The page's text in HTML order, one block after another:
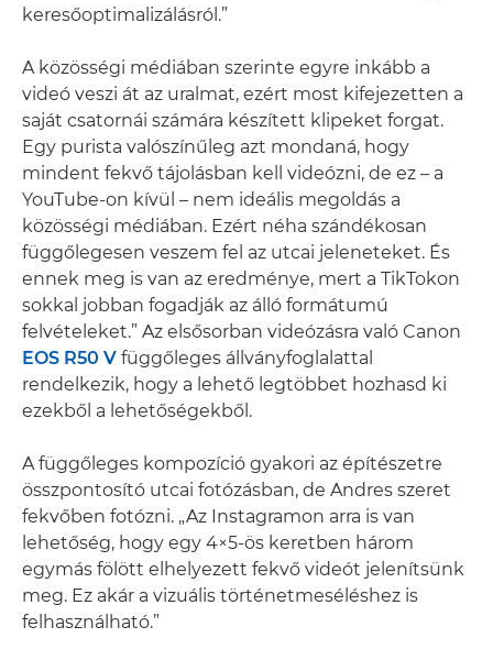
keresőoptimalizálásról.”
A közösségi médiában szerinte egyre inkább a
videó veszi át az uralmat, ezért most kifejezetten a
saját csatornái számára készített klipeket forgat.
Egy purista valószínűleg azt mondaná, hogy
mindent fekvő tájolásban kell videózni, de ez – a
YouTube-on kívül ­– nem ideális megoldás a
közösségi médiában. Ezért néha szándékosan
függőlegesen veszem fel az utcai jeleneteket. És
ennek meg is van az eredménye, mert a TikTokon
sokkal jobban fogadják az álló formátumú
felvételeket.” Az elsősorban videózásra való Canon
EOS R50 V függőleges állványfoglalattal
rendelkezik, hogy a lehető legtöbbet hozhasd ki
ezekből a lehetőségekből.
A függőleges kompozíció gyakori az építészetre
összpontosító utcai fotózásban, de Andres szeret
fekvőben fotózni. „Az Instagramon arra is van
lehetőség, hogy egy 4×5-ös keretben három
egymás fölött elhelyezett fekvő videót jelenítsünk
meg. Ez akár a vizuális történetmeséléshez is
felhasználható.”